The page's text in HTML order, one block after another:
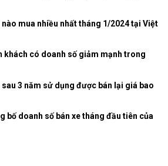
nào mua nhiều nhất tháng 1/2024 tại Việt
khách có doanh số giảm mạnh trong
3 năm sử dụng được bán lại giá bao
bố doanh số bán xe tháng đầu tiên của